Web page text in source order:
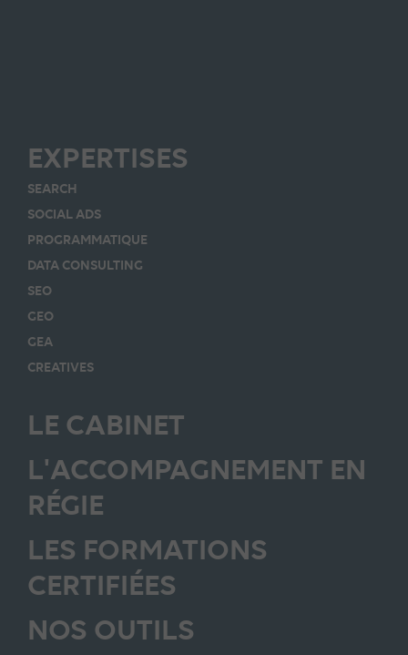
EXPERTISES
SEARCH
SOCIAL ADS
PROGRAMMATIQUE
DATA CONSULTING
SEO
GEO
GEA
CREATIVES
LE CABINET
L'ACCOMPAGNEMENT EN
RÉGIE
LES FORMATIONS
CERTIFIÉES
NOS OUTILS